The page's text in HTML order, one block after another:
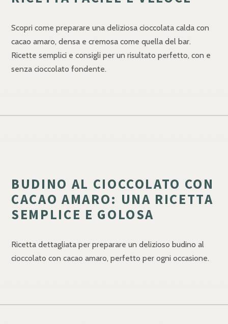
Scopri come preparare una deliziosa cioccolata calda con
cacao amaro, densa e cremosa come quella del bar.
Ricette semplici e consigli per un risultato perfetto, con e
senza cioccolato fondente.
BUDINO AL CIOCCOLATO CON
CACAO AMARO: UNA RICETTA
SEMPLICE E GOLOSA
Ricetta dettagliata per preparare un delizioso budino al
cioccolato con cacao amaro, perfetto per ogni occasione.